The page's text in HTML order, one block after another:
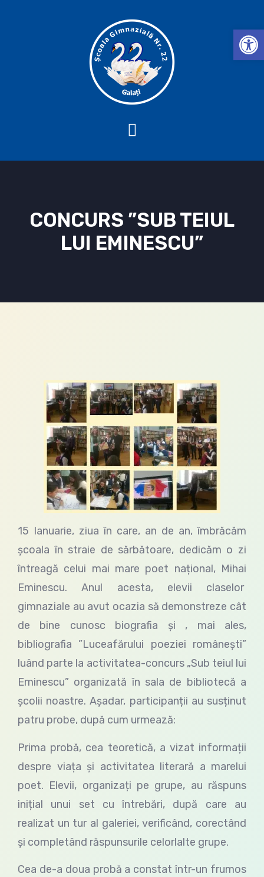
CONCURS ”SUB TEIUL
LUI EMINESCU”
15 Ianuarie, ziua în care, an de an, îmbrăcăm
școala în straie de sărbătoare, dedicăm o zi
întreagă celui mai mare poet național, Mihai
Eminescu. Anul acesta, elevii claselor
gimnaziale au avut ocazia să demonstreze cât
de bine cunosc biografia și , mai ales,
bibliografia ”Luceafărului poeziei românești”
luând parte la activitatea-concurs „Sub teiul lui
Eminescu” organizată în sala de bibliotecă a
școlii noastre. Așadar, participanții au susținut
patru probe, după cum urmează:
Prima probă, cea teoretică, a vizat informații
despre viața și activitatea literară a marelui
poet. Elevii, organizați pe grupe, au răspuns
inițial unui set cu întrebări, după care au
realizat un tur al galeriei, verificând, corectând
și completând răspunsurile celorlalte grupe.
Cea de-a doua probă a constat într-un frumos